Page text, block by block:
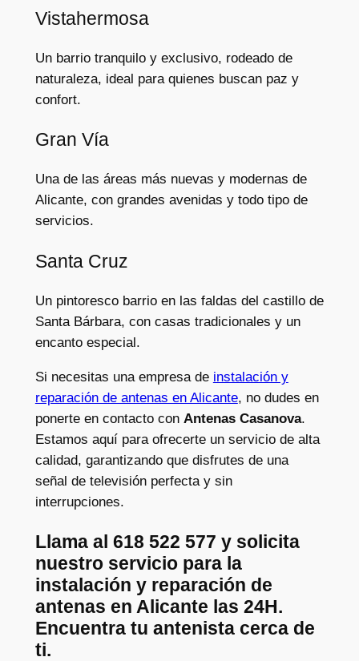
Vistahermosa
Un barrio tranquilo y exclusivo, rodeado de
naturaleza, ideal para quienes buscan paz y
confort.
Gran Vía
Una de las áreas más nuevas y modernas de
Alicante, con grandes avenidas y todo tipo de
servicios.
Santa Cruz
Un pintoresco barrio en las faldas del castillo de
Santa Bárbara, con casas tradicionales y un
encanto especial.
Si necesitas una empresa de instalación y
reparación de antenas en Alicante, no dudes en
ponerte en contacto con Antenas Casanova.
Estamos aquí para ofrecerte un servicio de alta
calidad, garantizando que disfrutes de una
señal de televisión perfecta y sin
interrupciones.
Llama al 618 522 577 y solicita
nuestro servicio para la
instalación y reparación de
antenas en Alicante las 24H.
Encuentra tu antenista cerca de
ti.